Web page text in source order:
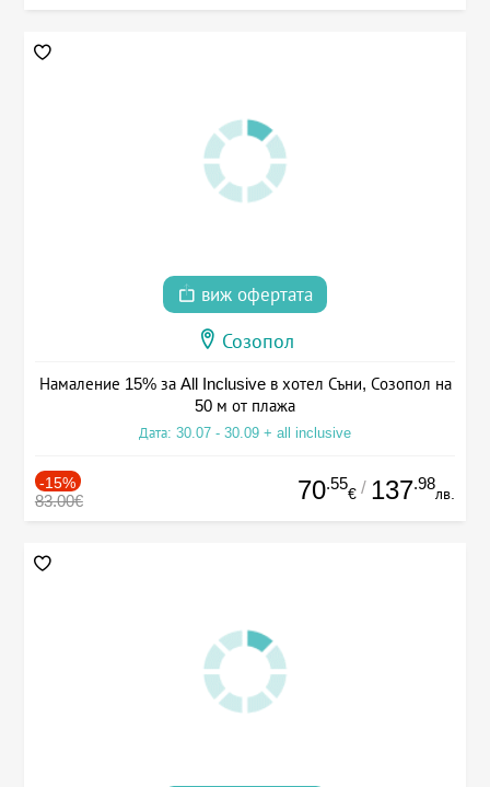
виж офертата
Созопол
Намаление 15% за All Inclusive в хотел Съни, Созопол на
50 м от плажа
Дата: 30.07 - 30.09 + all inclusive
-15%
83.00€ 70.55
€ / 137.98
лв.